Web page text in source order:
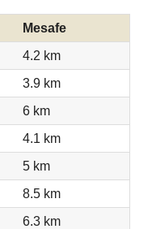
Mesafe
4.2 km
3.9 km
6 km
4.1 km
5 km
8.5 km
6.3 km